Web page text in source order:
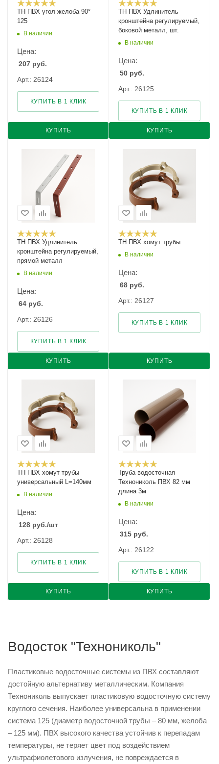
ТН ПВХ угол желоба 90°
125
В наличии
Цена:
207 руб.
Арт.: 26124
КУПИТЬ
КУПИТЬ В 1 КЛИК
ТН ПВХ Удлинитель
кронштейна регулируемый,
боковой металл, шт.
В наличии
Цена:
50 руб.
Арт.: 26125
КУПИТЬ
КУПИТЬ В 1 КЛИК
ТН ПВХ Удлинитель
кронштейна регулируемый,
прямой металл
В наличии
Цена:
64 руб.
Арт.: 26126
КУПИТЬ
КУПИТЬ В 1 КЛИК
ТН ПВХ хомут трубы
В наличии
Цена:
68 руб.
Арт.: 26127
КУПИТЬ
КУПИТЬ В 1 КЛИК
ТН ПВХ хомут трубы
универсальный L=140мм
В наличии
Цена:
128 руб./шт
Арт.: 26128
КУПИТЬ
КУПИТЬ В 1 КЛИК
Труба водосточная
Технониколь ПВХ 82 мм
длина 3м
В наличии
Цена:
315 руб.
Арт.: 26122
КУПИТЬ
КУПИТЬ В 1 КЛИК
Водосток "Технониколь"
Пластиковые водосточные системы из ПВХ составляют
достойную альтернативу металлическим. Компания
Технониколь выпускает пластиковую водосточную систему
круглого сечения. Наиболее универсальна в применении
система 125 (диаметр водосточной трубы – 80 мм, желоба
– 125 мм). ПВХ высокого качества устойчив к перепадам
температуры, не теряет цвет под воздействием
ультрафиолетового излучения, не повреждается в